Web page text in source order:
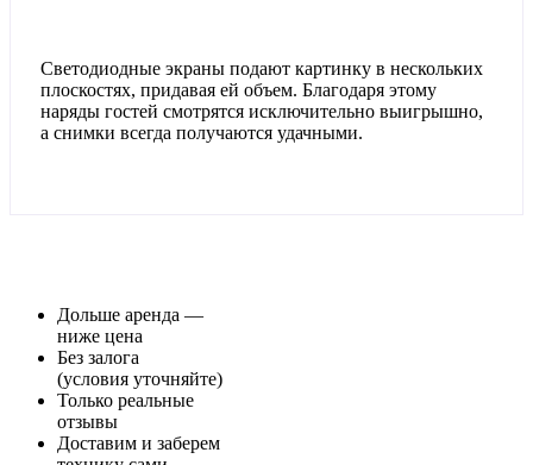
Светодиодные экраны подают картинку в нескольких
плоскостях, придавая ей объем. Благодаря этому
наряды гостей смотрятся исключительно выигрышно,
а снимки всегда получаются удачными.
Дольше аренда —
ниже цена
Без залога
(условия уточняйте)
Только реальные
отзывы
Доставим и заберем